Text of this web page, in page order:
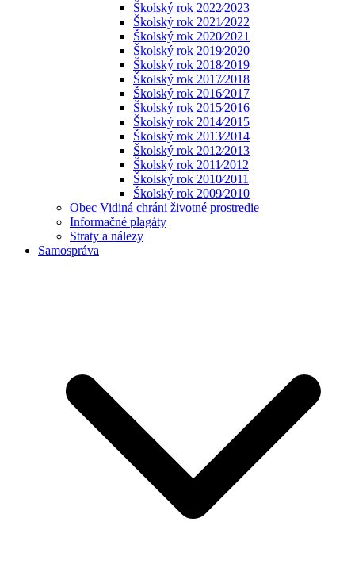
Školský rok 2022⁄2023
Školský rok 2021⁄2022
Školský rok 2020⁄2021
Školský rok 2019⁄2020
Školský rok 2018⁄2019
Školský rok 2017⁄2018
Školský rok 2016⁄2017
Školský rok 2015⁄2016
Školský rok 2014⁄2015
Školský rok 2013⁄2014
Školský rok 2012⁄2013
Školský rok 2011⁄2012
Školský rok 2010⁄2011
Školský rok 2009⁄2010
Obec Vidiná chráni životné prostredie
Informačné plagáty
Straty a nálezy
Samospráva